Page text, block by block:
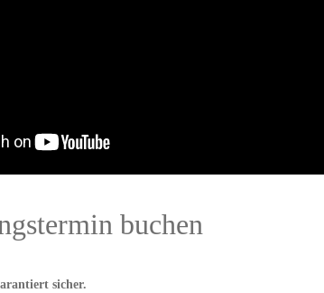
buchen
sicher.